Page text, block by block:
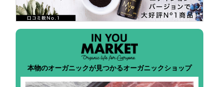
本物のオーガニックが見つかるオーガニックショップ